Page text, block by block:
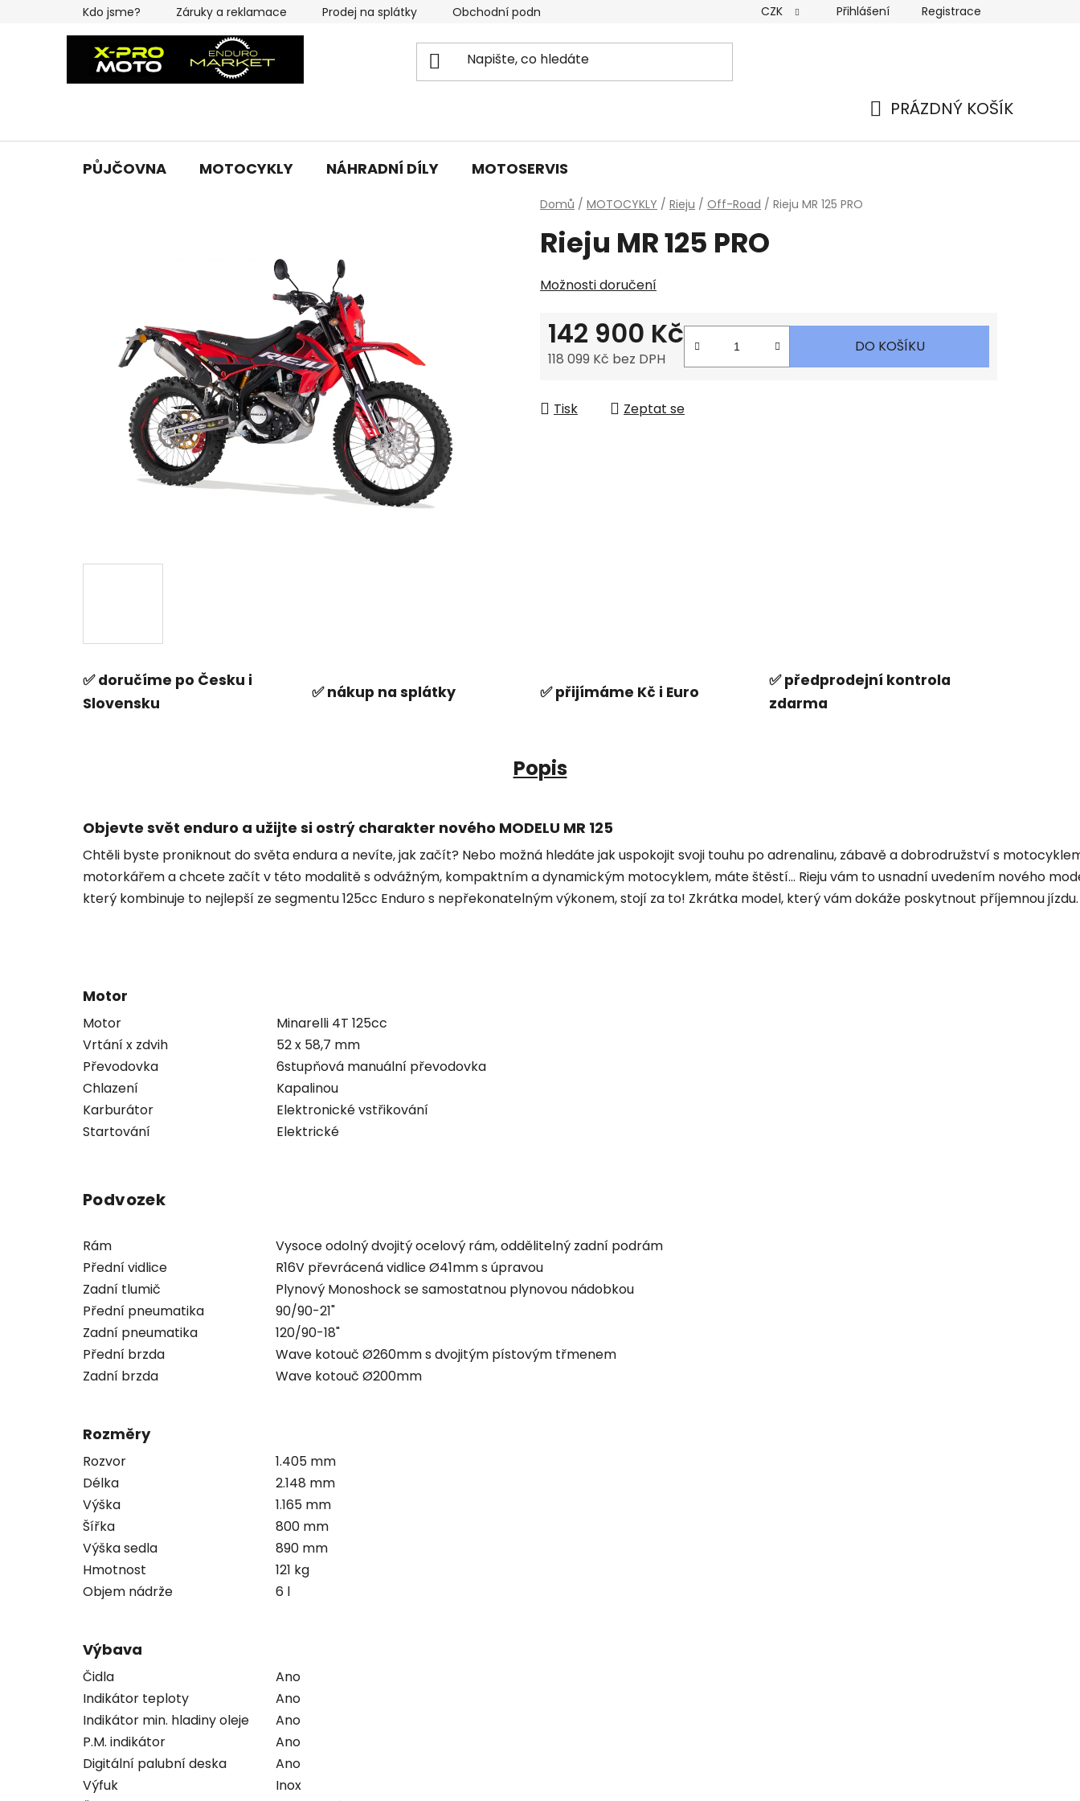
Kdo jsme? Záruky a reklamace Prodej na splátky Obchodní podmínky & GDPR CZK Přihlášení Registrace
PRÁZDNÝ KOŠÍK
PŮJČOVNA MOTOCYKLY NÁHRADNÍ DÍLY MOTOSERVIS
Domů / MOTOCYKLY / Rieju / Off-Road / Rieju MR 125 PRO
Rieju MR 125 PRO
Možnosti doručení
142 900 Kč
118 099 Kč bez DPH
DO KOŠÍKU
Tisk Zeptat se
✅ doručíme po Česku i
Slovensku
✅ nákup na splátky ✅ přijímáme Kč i Euro
✅ předprodejní kontrola
zdarma
Popis
Objevte svět enduro a užijte si ostrý charakter nového MODELU MR 125
Chtěli byste proniknout do světa endura a nevíte, jak začít? Nebo možná hledáte jak uspokojit svoji touhu po adrenalinu, zábavě a dobrodružství s
motorkářem a chcete začít v této modalitě s odvážným, kompaktním a dynamickým motocyklem, máte štěstí... Rieju vám to usnadní uvedením nového
který kombinuje to nejlepší ze segmentu 125cc Enduro s nepřekonatelným výkonem, stojí za to! Zkrátka model, který vám dokáže poskytnout příjemnou jízdu.
Motor
Motor
Minarelli 4T 125cc
Vrtání x zdvih
52 x 58,7 mm
Převodovka
6stupňová manuální převodovka
Chlazení
Kapalinou
Karburátor
Elektronické vstřikování
Startování
Elektrické
Podvozek
Rám
Vysoce odolný dvojitý ocelový rám, oddělitelný zadní podrám
Přední vidlice
R16V převrácená vidlice Ø41mm s úpravou
Zadní tlumič
Plynový Monoshock se samostatnou plynovou nádobkou
Přední pneumatika
90/90-21"
Zadní pneumatika
120/90-18"
Přední brzda
Wave kotouč Ø260mm s dvojitým pístovým třmenem
Zadní brzda
Wave kotouč Ø200mm
Rozměry
Rozvor
1.405 mm
Délka
2.148 mm
Výška
1.165 mm
Šířka
800 mm
Výška sedla
890 mm
Hmotnost
121 kg
Objem nádrže
6 l
Výbava
Čidla
Ano
Indikátor teploty
Ano
Indikátor min. hladiny oleje
Ano
P.M. indikátor
Ano
Digitální palubní deska
Ano
Výfuk
Inox